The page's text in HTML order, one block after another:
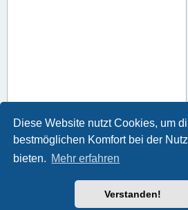
Diese Website nutzt Cookies, um
bestmöglichen Komfort bei der
bieten. Mehr erfahren
Verstanden!
Powered byphpBB® Forum Software